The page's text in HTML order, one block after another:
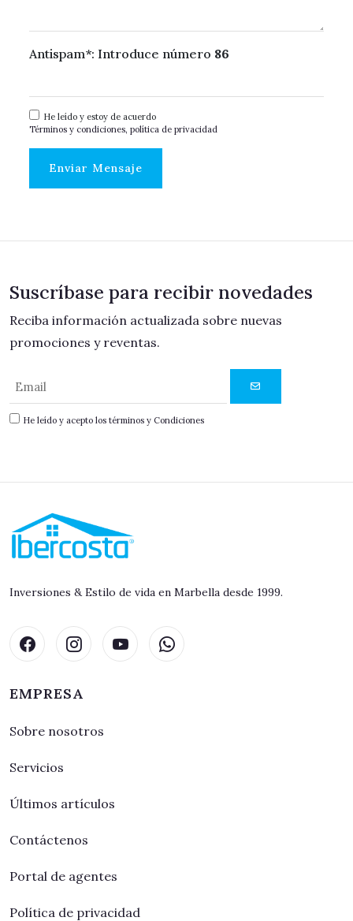
Antispam*: Introduce número 86
He leído y estoy de acuerdo
Términos y condiciones, política de privacidad
Enviar Mensaje
Suscríbase para recibir novedades
Reciba información actualizada sobre nuevas
promociones y reventas.
He leído y acepto los términos y Condiciones
Inversiones & Estilo de vida en Marbella desde 1999.
EMPRESA
Sobre nosotros
Servicios
Últimos artículos
Contáctenos
Portal de agentes
Política de privacidad